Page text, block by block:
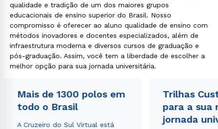
qualidade e tradição de um dos maiores grupos
educacionais de ensino superior do Brasil. Nosso
compromisso é oferecer ao aluno qualidade de ensino com
métodos inovadores e docentes especializados, além de
infraestrutura moderna e diversos cursos de graduação e
pós-graduação. Assim, você tem a liberdade de escolher a
melhor opção para sua jornada universitária.
Mais de 1300 polos em
todo o Brasil
A Cruzeiro do Sul Virtual está
Trilhas
para a sua
jornada
WhatsApp
ou
Estou de acordo com aPolítica de Privacidade.e
autorizo que meus dados sejam utilizados para o
envio de conteúdos da Cruzeiro do Sul.